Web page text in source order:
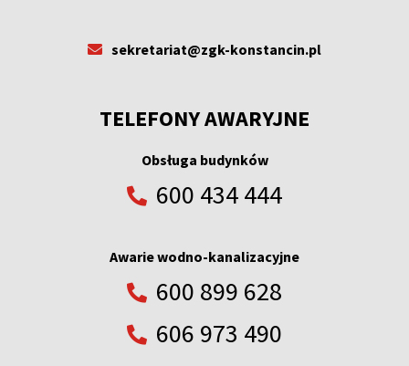
sekretariat@zgk-konstancin.pl
TELEFONY AWARYJNE
Obsługa budynków
600 434 444
Awarie wodno-kanalizacyjne
600 899 628
606 973 490